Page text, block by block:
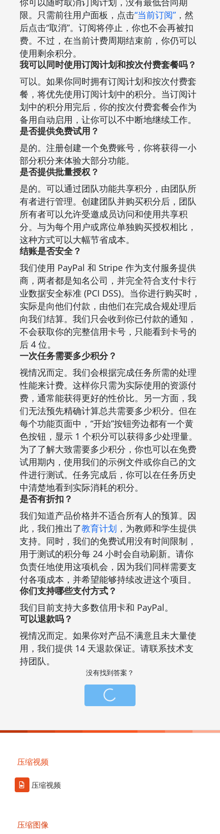
限。只需前往用户面板，点击“当前订阅” ，然
后点击“取消”。订阅将停止，你也不会再被扣
费。不过，在当前计费周期结束前，你仍可以
使用剩余积分。
我可以同时使用订阅计划和按次付费套餐吗？
可以。如果你同时拥有订阅计划和按次付费套
餐，将优先使用订阅计划中的积分。当订阅计
划中的积分用完后，你的按次付费套餐会作为
备用自动启用，让你可以不中断地继续工作。
是否提供免费试用？
是的。注册创建一个免费账号，你将获得一小
部分积分来体验大部分功能。
是否提供批量授权？
是的。可以通过团队功能共享积分，由团队所
有者进行管理。创建团队并购买积分后，团队
所有者可以允许受邀成员访问和使用共享积
分。与为每个用户或席位单独购买授权相比，
这种方式可以大幅节省成本。
结账是否安全？
我们使用 PayPal 和 Stripe 作为支付服务提供
商，两者都是知名公司，并完全符合支付卡行
业数据安全标准 (PCI DSS)。当你进行购买时，
实际是向他们付款，由他们在完成合规处理后
向我们结算。我们只会收到你已付款的通知，
不会获取你的完整信用卡号，只能看到卡号的
后 4 位。
一次任务需要多少积分？
视情况而定。我们会根据完成任务所需的处理
性能来计费。这样你只需为实际使用的资源付
费，通常能获得更好的性价比。另一方面，我
们无法预先精确计算总共需要多少积分。但在
每个功能页面中，“开始”按钮旁边都有一个黄
色按钮，显示 1 个积分可以获得多少处理量。
为了了解大致需要多少积分，你也可以在免费
试用期内，使用我们的示例文件或你自己的文
件进行测试。任务完成后，你可以在任务历史
中清楚地看到实际消耗的积分。
是否有折扣？
我们知道产品价格并不适合所有人的预算。因
此，我们推出了教育计划 ，为教师和学生提供
支持。同时，我们的免费试用没有时间限制，
用于测试的积分每 24 小时会自动刷新。请你
负责任地使用这项机会，因为我们同样需要支
付各项成本，并希望能够持续改进这个项目。
你们支持哪些支付方式？
我们目前支持大多数信用卡和 PayPal。
可以退款吗？
视情况而定。如果你对产品不满意且未大量使
用，我们提供 14 天退款保证。请联系技术支
持团队。
没有找到答案？
压缩视频
压缩视频
压缩图像